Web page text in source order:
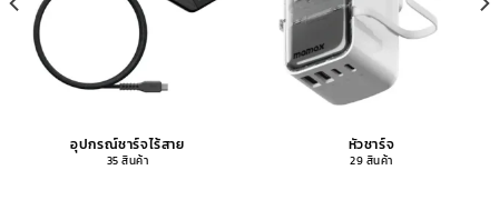
อุปกรณ์ชาร์จไร้สาย
35 สินค้า
หัวชาร์จ
29 สินค้า